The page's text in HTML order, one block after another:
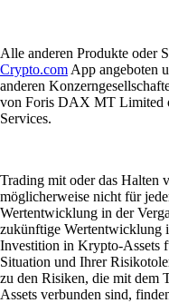
Alle anderen Produkte oder
Crypto.com App angeboten
anderen
von Foris DAX MT Limited
Services.
Trading mit oder das Halten
möglicherweise nicht für
Wertentwicklung in der
zukünftige Wertentwicklung
Investition in Krypto-Assets
Situation und Ihrer
zu den Risiken, die mit dem
Assets verbunden sind,